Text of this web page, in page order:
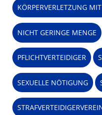
KÖRPERVERLETZUNG
NICHT GERINGE MENGE
PFLICHTVERTEIDIGER
SEXUELLE NÖTIGUNG